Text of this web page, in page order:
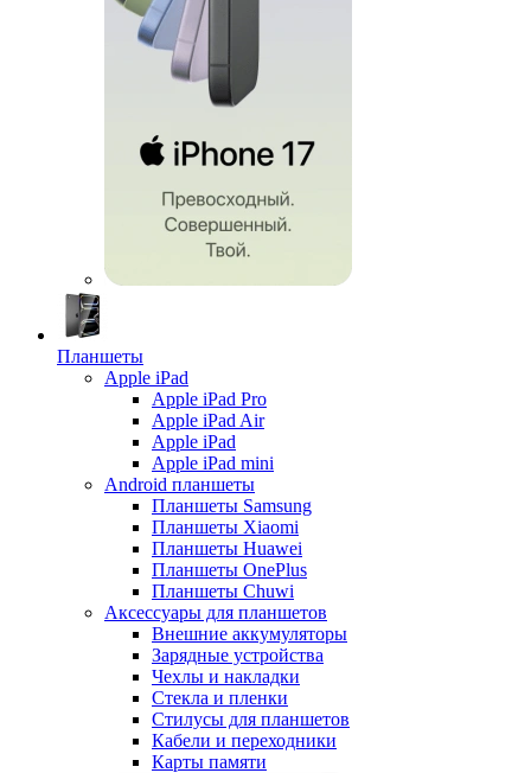
Планшеты
Apple iPad
Apple iPad Pro
Apple iPad Air
Apple iPad
Apple iPad mini
Android планшеты
Планшеты Samsung
Планшеты Xiaomi
Планшеты Huawei
Планшеты OnePlus
Планшеты Chuwi
Аксессуары для планшетов
Внешние аккумуляторы
Зарядные устройства
Чехлы и накладки
Стекла и пленки
Стилусы для планшетов
Кабели и переходники
Карты памяти